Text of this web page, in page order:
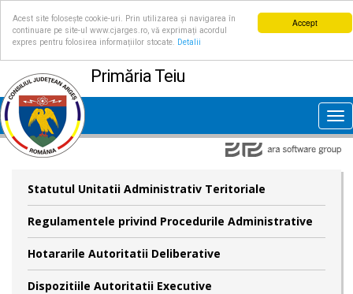
Accept
Acest site folosește cookie-uri. Prin utilizarea și navigarea în
continuare pe site-ul www.cjarges.ro, vă exprimați acordul
expres pentru folosirea informațiilor stocate.
Detalii
Primăria Teiu
Statutul Unitatii Administrativ Teritoriale
Regulamentele privind Procedurile Administrative
Hotararile Autoritatii Deliberative
Dispozitiile Autoritatii Executive